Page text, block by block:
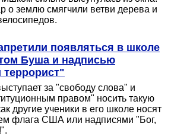
о землю смягчили ветви дерева и
появляться в школе
Буша и надписью
за "свободу слова" и
правом" носить такую
другие ученики в его школе носят
флага США или надписями "Бог,